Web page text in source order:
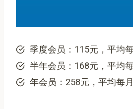
季度会员：115元，平均
半年会员：168元，平均
年会员：258元，平均每